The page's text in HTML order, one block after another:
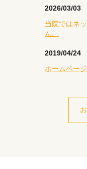
2026/03/03
当院ではネ
ん。
2019/04/24
ホームペー